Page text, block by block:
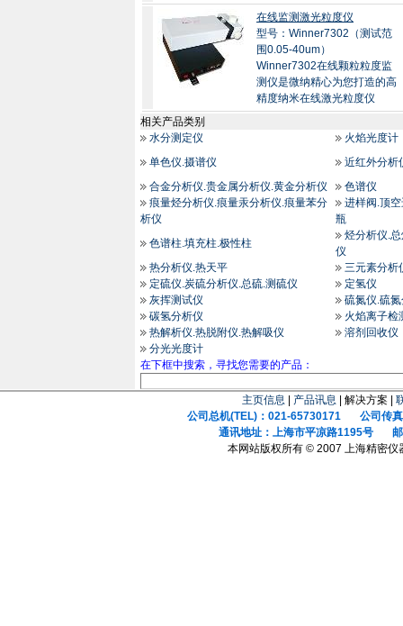
在线监测激光粒度仪
型号：Winner7302（测试范
围0.05-40um）
Winner7302在线颗粒粒度监
测仪是微纳精心为您打造的高
精度纳米在线激光粒度仪
相关产品类别
水分测定仪
火焰光度计
单色仪.摄谱仪
近红外分析
合金分析仪.贵金属分析仪.黄金分析仪
色谱仪
痕量烃分析仪.痕量汞分析仪.痕量苯分
析仪
进样阀.顶
瓶
色谱柱.填充柱.极性柱
烃分析仪.
仪
热分析仪.热天平
三元素分析
定硫仪.炭硫分析仪.总硫.测硫仪
定氢仪
灰挥测试仪
硫氮仪.硫
碳氢分析仪
火焰离子检
热解析仪.热脱附仪.热解吸仪
溶剂回收仪
分光光度计
在下框中搜索，寻找您需要的产品：
主页信息 产品讯息 | 解决方案 |
公司总机(TEL)：021-65730171 公司传真
通讯地址：上海市平凉路1195号 邮
本网站版权所有 © 2007 上海精密仪